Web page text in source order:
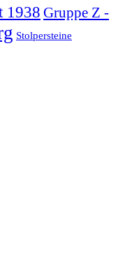
1938 Gruppe Z -
Stolpersteine